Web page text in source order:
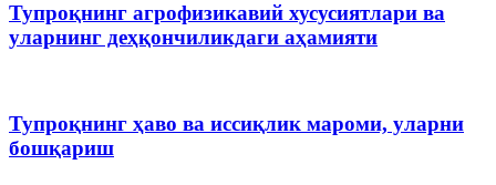
Тупроқнинг агрофизикавий хусусиятлари ва
уларнинг деҳқончиликдаги аҳамияти
Тупроқнинг ҳаво ва иссиқлик мароми, уларни
бошқариш